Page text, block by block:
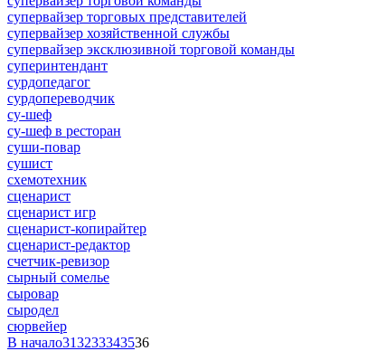
супервайзер торговых представителей
супервайзер хозяйственной службы
супервайзер эксклюзивной торговой команды
суперинтендант
сурдопедагог
сурдопереводчик
су-шеф
су-шеф в ресторан
суши-повар
сушист
схемотехник
сценарист
сценарист игр
сценарист-копирайтер
сценарист-редактор
счетчик-ревизор
сырный сомелье
сыровар
сыродел
сюрвейер
В начало313233343536